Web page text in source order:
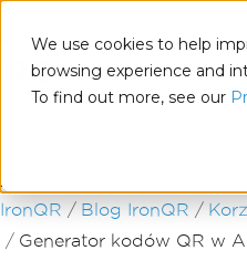
We use cookies to help
browsing experience and
To find out more, see our
Przejdź do treści stopki
IronQR Blog IronQR
Generator kodów QR w